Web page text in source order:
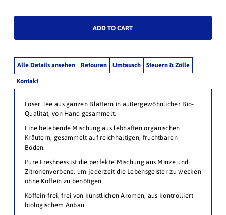
Alle Details ansehen Retouren Umtausch Steuern & Zölle
Kontakt
Loser Tee aus ganzen Blättern in außergewöhnlicher Bio-
Qualität, von Hand gesammelt.
Eine belebende Mischung aus lebhaften organischen
Kräutern, gesammelt auf reichhaltigen, fruchtbaren
Böden.
Pure Freshness ist die perfekte Mischung aus Minze und
Zitronenverbene, um jederzeit die Lebensgeister zu wecken
ohne Koffein zu benötigen.
Koffein-frei, frei von künstlichen Aromen, aus kontrolliert
biologischem Anbau.